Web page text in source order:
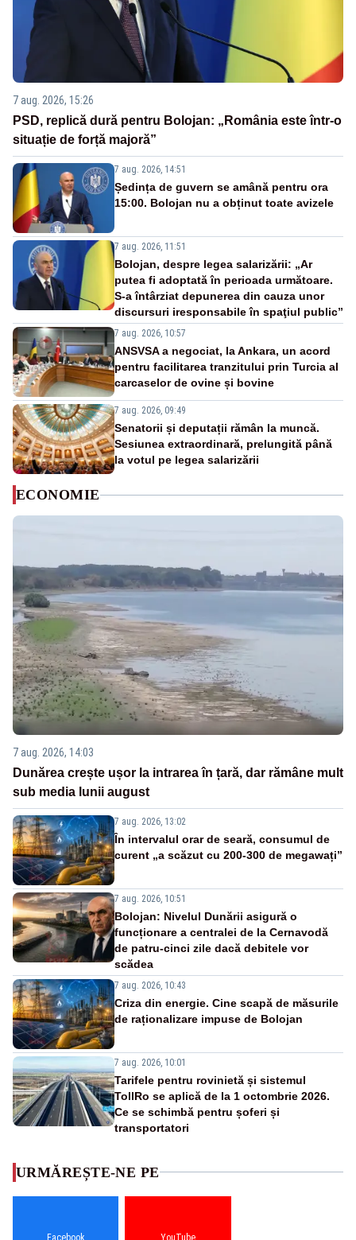
7 aug. 2026, 15:26
PSD, replică dură pentru Bolojan: „România este într-o
situație de forță majoră”
7 aug. 2026, 14:51
Ședința de guvern se amână pentru ora
15:00. Bolojan nu a obținut toate avizele
7 aug. 2026, 11:51
Bolojan, despre legea salarizării: „Ar
putea fi adoptată în perioada următoare.
S-a întârziat depunerea din cauza unor
discursuri iresponsabile în spaţiul public”
7 aug. 2026, 10:57
ANSVSA a negociat, la Ankara, un acord
pentru facilitarea tranzitului prin Turcia al
carcaselor de ovine și bovine
7 aug. 2026, 09:49
Senatorii și deputații rămân la muncă.
Sesiunea extraordinară, prelungită până
la votul pe legea salarizării
ECONOMIE
7 aug. 2026, 14:03
Dunărea crește ușor la intrarea în țară, dar rămâne mult
sub media lunii august
7 aug. 2026, 13:02
În intervalul orar de seară, consumul de
curent „a scăzut cu 200-300 de megawați”
7 aug. 2026, 10:51
Bolojan: Nivelul Dunării asigură o
funcționare a centralei de la Cernavodă
de patru-cinci zile dacă debitele vor
scădea
7 aug. 2026, 10:43
Criza din energie. Cine scapă de măsurile
de raționalizare impuse de Bolojan
7 aug. 2026, 10:01
Tarifele pentru rovinietă și sistemul
TollRo se aplică de la 1 octombrie 2026.
Ce se schimbă pentru șoferi și
transportatori
URMĂREȘTE-NE PE
Facebook YouTube